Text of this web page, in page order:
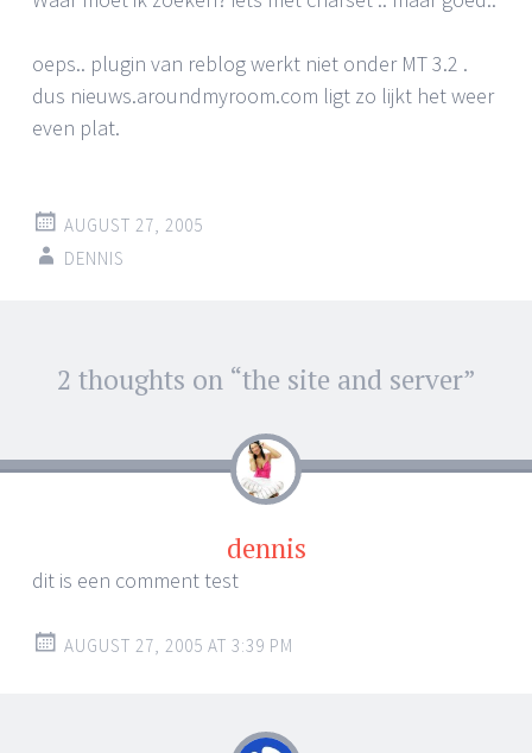
oeps.. plugin van reblog werkt niet onder MT 3.2 .
dus nieuws.aroundmyroom.com ligt zo lijkt het weer
even plat.
AUGUST 27, 2005
DENNIS
Post
navigation
2 thoughts on “the site and server”
dennis
dit is een comment test
AUGUST 27, 2005 AT 3:39 PM